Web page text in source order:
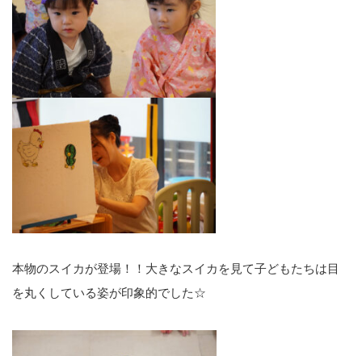
本物のスイカが登場！！大きなスイカを見て子どもたちは目
を丸くしている姿が印象的でした☆